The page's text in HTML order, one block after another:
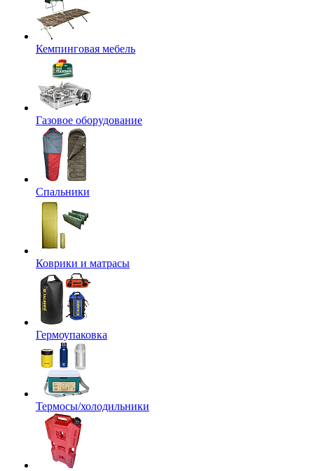
Кемпинговая мебель
Газовое оборудование
Спальники
Коврики и матрасы
Гермоупаковка
Термосы/холодильники